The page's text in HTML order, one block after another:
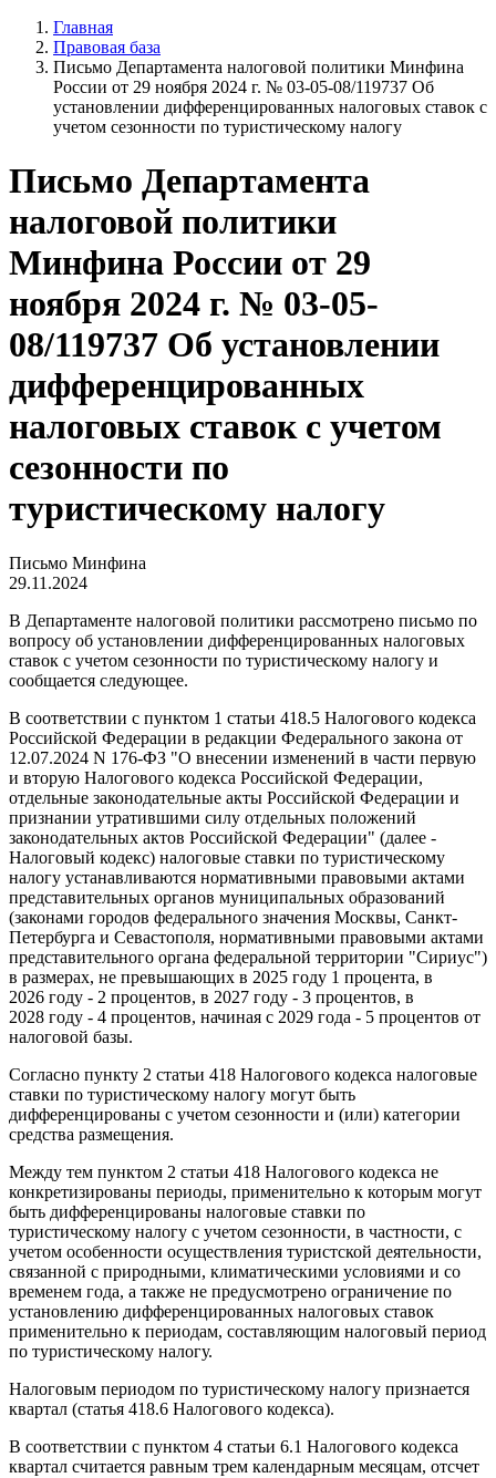
Главная
Правовая база
Письмо Департамента налоговой политики Минфина
России от 29 ноября 2024 г. № 03-05-08/119737 Об
установлении дифференцированных налоговых ставок с
учетом сезонности по туристическому налогу
Письмо Департамента
налоговой политики
Минфина России от 29
ноября 2024 г. № 03-05-
08/119737 Об установлении
дифференцированных
налоговых ставок с учетом
сезонности по
туристическому налогу
Письмо Минфина
29.11.2024
В Департаменте налоговой политики рассмотрено письмо по
вопросу об установлении дифференцированных налоговых
ставок с учетом сезонности по туристическому налогу и
сообщается следующее.
В соответствии с пунктом 1 статьи 418.5 Налогового кодекса
Российской Федерации в редакции Федерального закона от
12.07.2024 N 176-ФЗ "О внесении изменений в части первую
и вторую Налогового кодекса Российской Федерации,
отдельные законодательные акты Российской Федерации и
признании утратившими силу отдельных положений
законодательных актов Российской Федерации" (далее -
Налоговый кодекс) налоговые ставки по туристическому
налогу устанавливаются нормативными правовыми актами
представительных органов муниципальных образований
(законами городов федерального значения Москвы, Санкт-
Петербурга и Севастополя, нормативными правовыми актами
представительного органа федеральной территории "Сириус")
в размерах, не превышающих в 2025 году 1 процента, в
2026 году - 2 процентов, в 2027 году - 3 процентов, в
2028 году - 4 процентов, начиная с 2029 года - 5 процентов от
налоговой базы.
Согласно пункту 2 статьи 418 Налогового кодекса налоговые
ставки по туристическому налогу могут быть
дифференцированы с учетом сезонности и (или) категории
средства размещения.
Между тем пунктом 2 статьи 418 Налогового кодекса не
конкретизированы периоды, применительно к которым могут
быть дифференцированы налоговые ставки по
туристическому налогу с учетом сезонности, в частности, с
учетом особенности осуществления туристской деятельности,
связанной с природными, климатическими условиями и со
временем года, а также не предусмотрено ограничение по
установлению дифференцированных налоговых ставок
применительно к периодам, составляющим налоговый период
по туристическому налогу.
Налоговым периодом по туристическому налогу признается
квартал (статья 418.6 Налогового кодекса).
В соответствии с пунктом 4 статьи 6.1 Налогового кодекса
квартал считается равным трем календарным месяцам, отсчет